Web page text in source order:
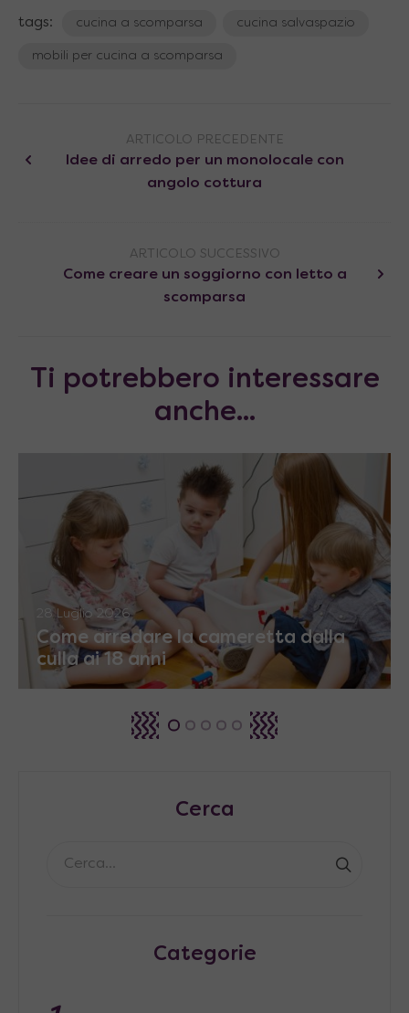
tags: cucina a scomparsa cucina salvaspazio
mobili per cucina a scomparsa
ARTICOLO PRECEDENTE
Idee di arredo per un monolocale con
angolo cottura
ARTICOLO SUCCESSIVO
Come creare un soggiorno con letto a
scomparsa
Ti potrebbero interessare
anche...
28 Luglio 2026
Come arredare la cameretta dalla
culla ai 18 anni
Cerca
Categorie